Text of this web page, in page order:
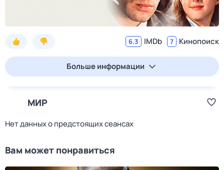
6.3 IMDb 7 Кинопоиск
Больше информации
МИР
Нет данных о предстоящих сеансах
Вам может понравиться